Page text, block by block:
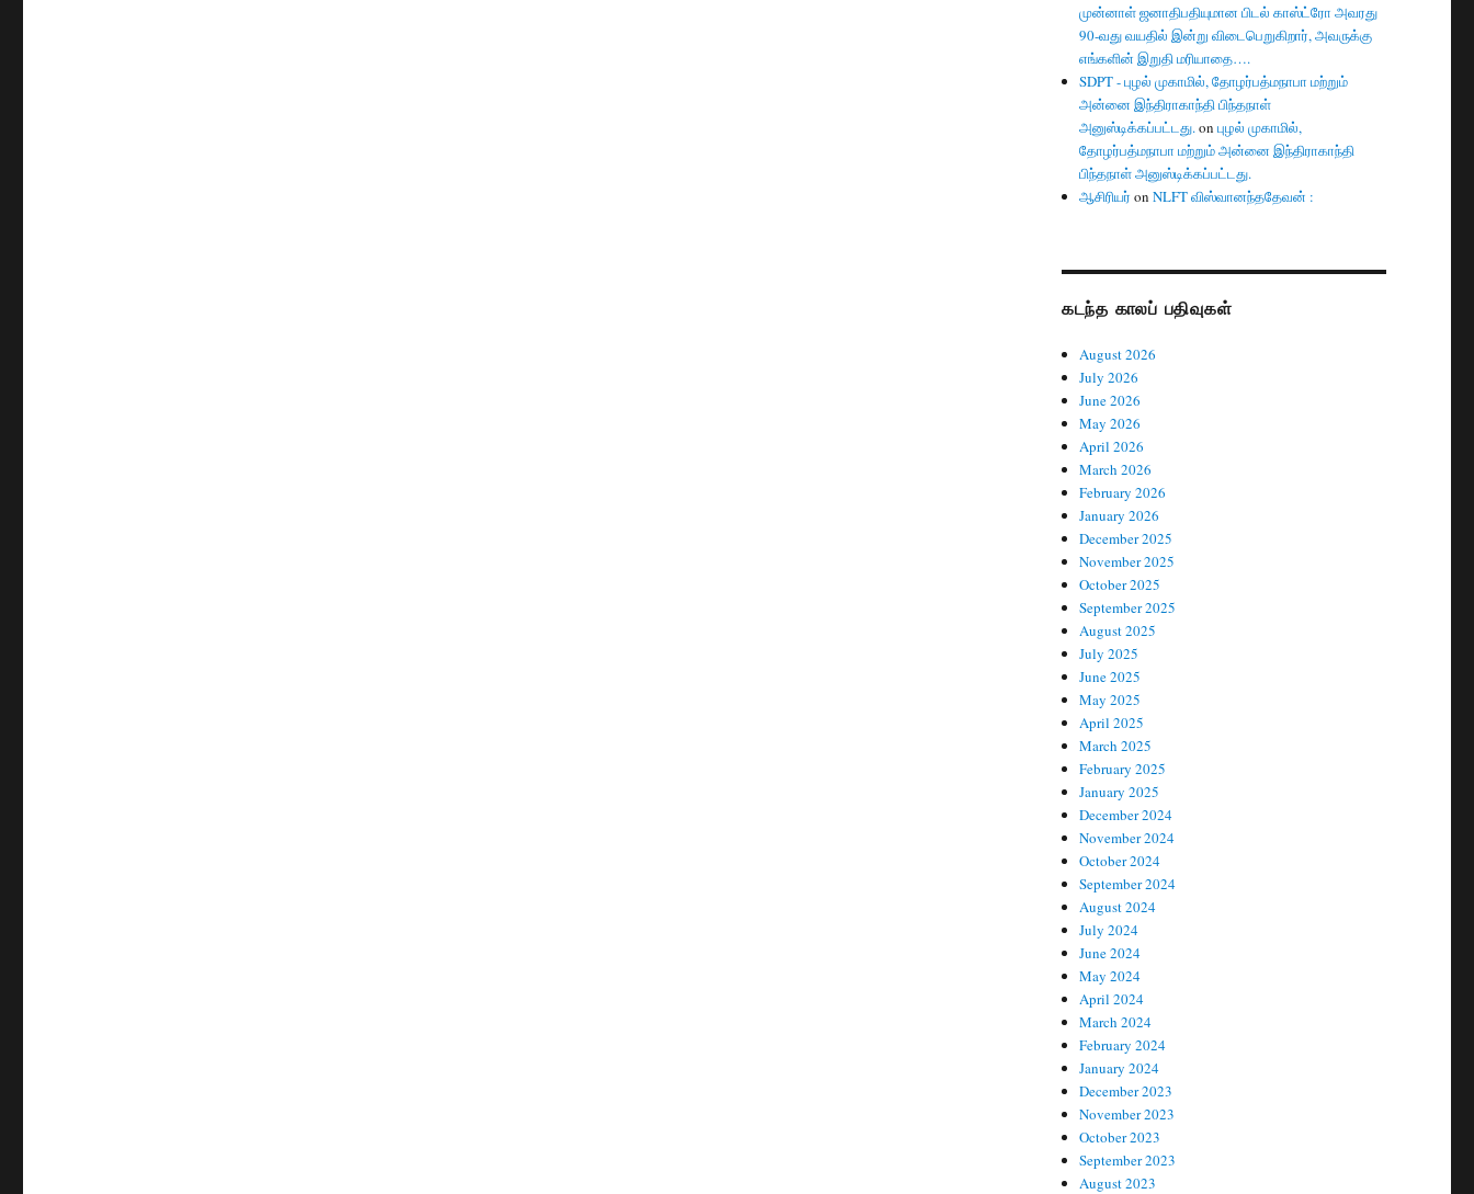
முன்னாள் ஜனாதிபதியுமான பிடல் காஸ்ட்ரோ அவரது
90-வது வயதில் இன்று விடைபெறுகிறார், அவருக்கு
எங்களின் இறுதி மரியாதை….
SDPT - புழல் முகாமில், தோழர்பத்மநாபா மற்றும்
அன்னை இந்திராகாந்தி பிந்தநாள்
அனுஸ்டிக்கப்பட்டது.onபுழல் முகாமில்,
தோழர்பத்மநாபா மற்றும் அன்னை இந்திராகாந்தி
பிந்தநாள் அனுஸ்டிக்கப்பட்டது.
ஆசிரியர் onNLFT விஸ்வானந்ததேவன் :
கடந்த காலப் பதிவுகள்
August 2026
July 2026
June 2026
May 2026
April 2026
March 2026
February 2026
January 2026
December 2025
November 2025
October 2025
September 2025
August 2025
July 2025
June 2025
May 2025
April 2025
March 2025
February 2025
January 2025
December 2024
November 2024
October 2024
September 2024
August 2024
July 2024
June 2024
May 2024
April 2024
March 2024
February 2024
January 2024
December 2023
November 2023
October 2023
September 2023
August 2023